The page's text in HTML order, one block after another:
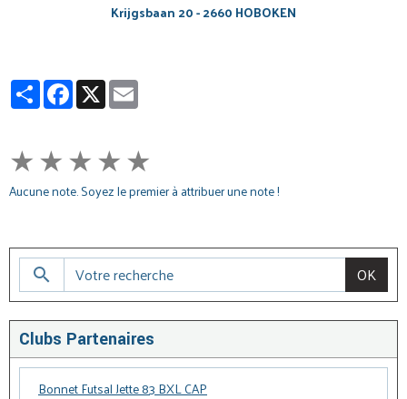
Krijgsbaan 20 - 2660 HOBOKEN
PartagerFacebook
X
★★★★★
Aucune note. Soyez le premier à attribuer une note !
OK
Clubs Partenaires
Bonnet Futsal Jette 83 BXL CAP